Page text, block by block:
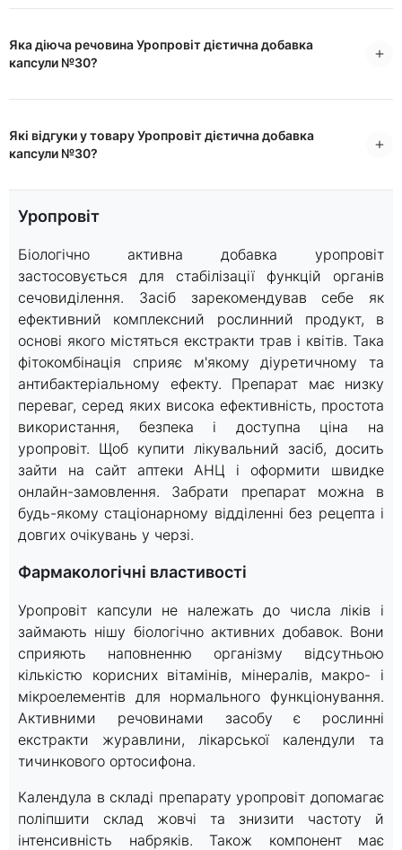
Яка діюча речовина Уропровіт дієтична добавка
капсули №30?
Які відгуки у товару Уропровіт дієтична добавка
капсули №30?
Уропровіт
Біологічно активна добавка уропровіт
застосовується для стабілізації функцій органів
сечовиділення. Засіб зарекомендував себе як
ефективний комплексний рослинний продукт, в
основі якого містяться екстракти трав і квітів. Така
фітокомбінація сприяє м'якому діуретичному та
антибактеріальному ефекту. Препарат має низку
переваг, серед яких висока ефективність, простота
використання, безпека і доступна ціна на
уропровіт. Щоб купити лікувальний засіб, досить
зайти на сайт аптеки АНЦ і оформити швидке
онлайн-замовлення. Забрати препарат можна в
будь-якому стаціонарному відділенні без рецепта і
довгих очікувань у черзі.
Фармакологічні властивості
Уропровіт капсули не належать до числа ліків і
займають нішу біологічно активних добавок. Вони
сприяють наповненню організму відсутньою
кількістю корисних вітамінів, мінералів, макро- і
мікроелементів для нормального функціонування.
Активними речовинами засобу є рослинні
екстракти журавлини, лікарської календули та
тичинкового ортосифона.
Календула в складі препарату уропровіт допомагає
поліпшити склад жовчі та знизити частоту й
інтенсивність набряків. Також компонент має